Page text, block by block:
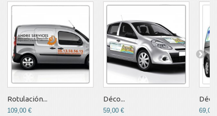
Rotulación...
109,00 €
Déco...
59,00 € 69,00